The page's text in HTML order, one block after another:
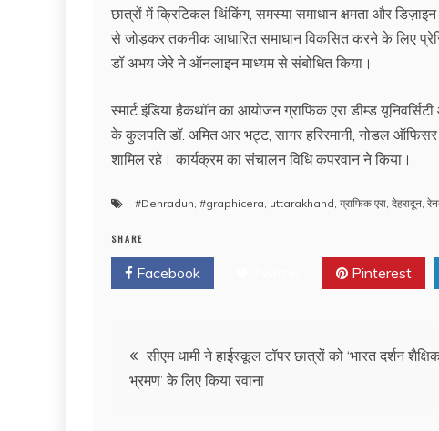
छात्रों में क्रिटिकल थिंकिंग, समस्या समाधान क्षमता और
से जोड़कर तकनीक आधारित समाधान विकसित करने के लिए
डॉ अभय जेरे ने ऑनलाइन माध्यम से संबोधित किया।
स्मार्ट इंडिया हैकथॉन का आयोजन ग्राफिक एरा डीम्ड
के कुलपति डॉ. अमित आर भट्ट, सागर हरिरमानी, नोडल ऑफिसर
शामिल रहे। कार्यक्रम का संचालन विधि कपरवान ने किया।
#Dehradun, #graphicera, uttarakhand, ग्राफिक एरा, देहरादून,
SHARE
Facebook Pinterest
Post
navigation
सीएम धामी ने हाईस्कूल टॉपर छात्रों को ‘भारत दर्शन
भ्रमण’ के लिए किया रवाना